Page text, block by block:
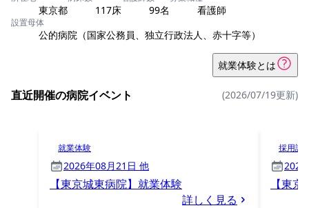
東京都 117床 99名 看護師
設置母体
公的病院（国家公務員、独立行政法人、赤十字等）
就業体験とは
直近開催の病院イベント (2026/07/19更新)
就業体験
2026年08月21日 他
【東京城東病院】就業体験
詳しく見る
採用試
2026
【東